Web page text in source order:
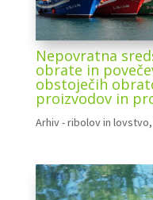
Nepovratna
obrate in
obstoječih
proizvodov in
Arhiv - ribolov in lovstvo,